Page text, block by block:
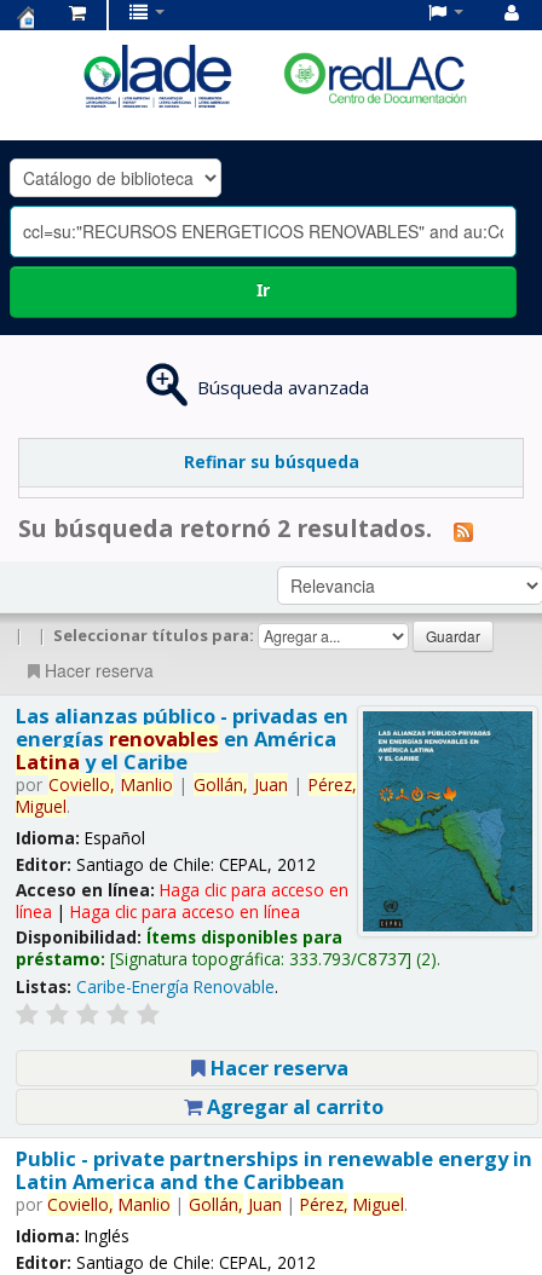
OLADE
-
Ir
Búsqueda avanzada
Refinar su búsqueda
Su búsqueda retornó 2 resultados.
| | Seleccionar títulos para:
Hacer reserva
Las alianzas público - privadas en
energías renovables en América
Latina y el Caribe
por Coviello, Manlio | Gollán, Juan | Pérez,
Miguel.
Idioma: Español
Editor: Santiago de Chile: CEPAL, 2012
Acceso en línea: Haga clic para acceso en
línea | Haga clic para acceso en línea
Disponibilidad: Ítems disponibles para
préstamo: Signatura topográfica: 333.793/C8737 (2).
Listas: Caribe-Energía Renovable.
Hacer reserva
Agregar al carrito
Public - private partnerships in renewable energy in
Latin America and the Caribbean
por Coviello, Manlio | Gollán, Juan | Pérez, Miguel.
Idioma: Inglés
Editor: Santiago de Chile: CEPAL, 2012